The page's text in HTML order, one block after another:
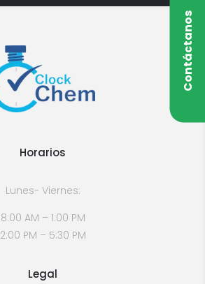
Contáctanos
Horarios
Lunes- Viernes:
8:00 AM – 1:00 PM
2:00 PM – 5:30 PM
Legal